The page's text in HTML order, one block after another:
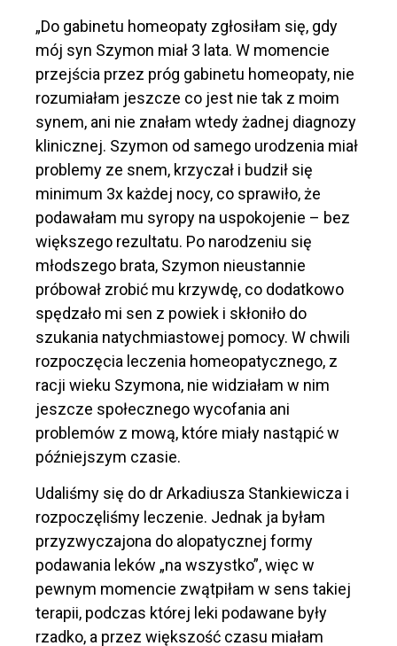
„Do gabinetu homeopaty zgłosiłam się, gdy
mój syn Szymon miał 3 lata. W momencie
przejścia przez próg gabinetu homeopaty, nie
rozumiałam jeszcze co jest nie tak z moim
synem, ani nie znałam wtedy żadnej diagnozy
klinicznej. Szymon od samego urodzenia miał
problemy ze snem, krzyczał i budził się
minimum 3x każdej nocy, co sprawiło, że
podawałam mu syropy na uspokojenie – bez
większego rezultatu. Po narodzeniu się
młodszego brata, Szymon nieustannie
próbował zrobić mu krzywdę, co dodatkowo
spędzało mi sen z powiek i skłoniło do
szukania natychmiastowej pomocy. W chwili
rozpoczęcia leczenia homeopatycznego, z
racji wieku Szymona, nie widziałam w nim
jeszcze społecznego wycofania ani
problemów z mową, które miały nastąpić w
późniejszym czasie.
Udaliśmy się do dr Arkadiusza Stankiewicza i
rozpoczęliśmy leczenie. Jednak ja byłam
przyzwyczajona do alopatycznej formy
podawania leków „na wszystko”, więc w
pewnym momencie zwątpiłam w sens takiej
terapii, podczas której leki podawane były
rzadko, a przez większość czasu miałam